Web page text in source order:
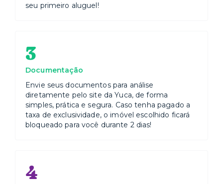
seu primeiro aluguel!
3
Documentação
Envie seus documentos para análise
diretamente pelo site da Yuca, de forma
simples, prática e segura. Caso tenha pagado a
taxa de exclusividade, o imóvel escolhido ficará
bloqueado para você durante 2 dias!
4